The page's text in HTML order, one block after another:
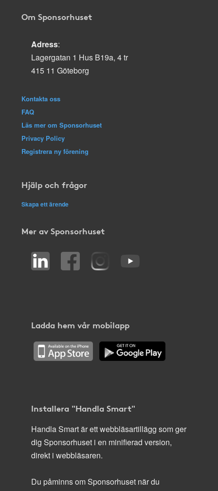
Om Sponsorhuset
Adress:
Lagergatan 1 Hus B19a, 4 tr
415 11 Göteborg
Kontakta oss
FAQ
Läs mer om Sponsorhuset
Privacy Policy
Registrera ny förening
Hjälp och frågor
Skapa ett ärende
Mer av Sponsorhuset
Ladda hem vår mobilapp
Installera "Handla Smart"
Handla Smart är ett webbläsartillägg som ger
dig Sponsorhuset i en minifierad version,
direkt i webbläsaren.
Du påminns om Sponsorhuset när du